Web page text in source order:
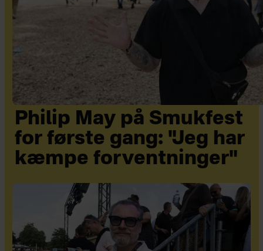
Philip May på Smukfest
for første gang: "Jeg har
kæmpe forventninger"